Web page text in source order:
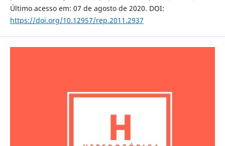
Último acesso em: 07 de agosto de 2020. DOI:
https://doi.org/10.12957/rep.2011.2937